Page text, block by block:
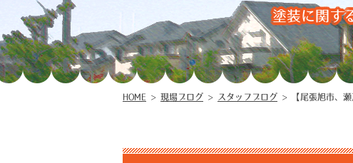
塗装に関す
HOME > 現場ブログ > スタッフブログ > 【尾張旭市、